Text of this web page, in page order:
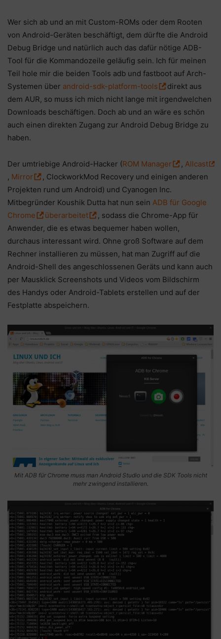
Wer sich ab und an mit Custom-ROMs oder dem Rooten
von Android-Geräten beschäftigt, dem dürfte die Android
Debug Bridge und natürlich auch das dafür nötige ADB-
Tool für die Kommandozeile geläufig sein. Ich für meinen
Teil hole mir die beiden Tools adb und fastboot auf Arch-
Systemen über android-sdk-platform-tools
direkt aus
dem AUR, so muss ich mich nicht lange mit irgendwelchen
Downloads beschäftigen. Doch ab und an wäre es schön
auch einen direkten Zugang zur Android Debug Bridge zu
haben.
Der umtriebige Android-Hacker (ROM Manager , Allcast
, Mirror
, ClockworkMod Recovery und einigen anderen
Projekten rund um Android) und Cyanogen Inc.
Mitbegründer Koushik Dutta hat nun sein ADB für Google
Chrome
überarbeitet
, sodass die Chrome-App für
Anwender, die es etwas bequemer haben wollen,
durchaus interessant wird. Ohne groß Software auf dem
Rechner installieren zu müssen, hat man Zugriff auf die
Android-Shell des angeschlossenen Geräts und kann auch
per Mausklick Screenshots und Videos vom Bildschirm
des Handys oder Android-Tablets erstellen und auf der
Festplatte abspeichern.
Mit ADB für Chrome muss man Android Studio und die SDK Tools nicht
mehr zwingend installieren.